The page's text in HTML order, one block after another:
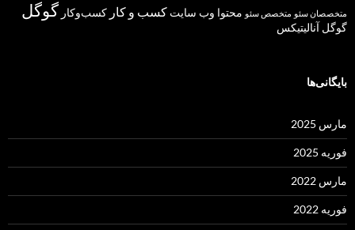
متخصصان سئو متخصص سئو محتوا وب سایت کسب و کار کسب‌وکار گوگل
گوگل آنالیتیکس
بایگانی‌ها
مارس 2025
فوریه 2025
مارس 2022
فوریه 2022